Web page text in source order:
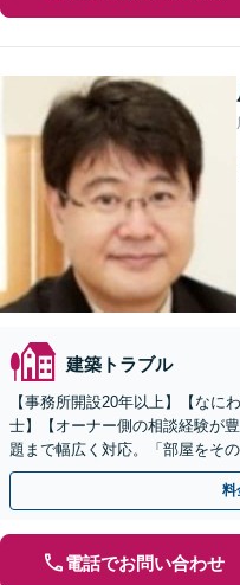
建築トラブル
【事務所開設20年以上】【なに
士】【オーナー側の相談経験が
題まで幅広く対応。「部屋をそ
題も法的手段で速やかに対処し
料
電話でお問い合わせ